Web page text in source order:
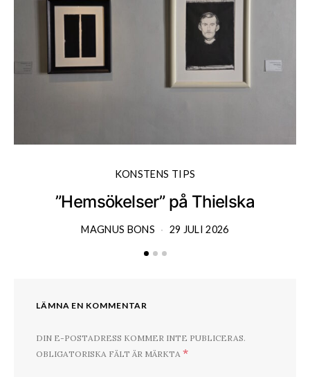
KONSTENS TIPS
”Hemsökelser” på Thielska
MAGNUS BONS 29 JULI 2026
LÄMNA EN KOMMENTAR
DIN E-POSTADRESS KOMMER INTE PUBLICERAS.
OBLIGATORISKA FÄLT ÄR MÄRKTA *